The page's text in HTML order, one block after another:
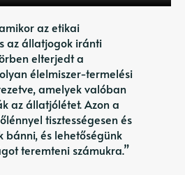
az etikai
az állatjogok iránti
elterjedt a
élelmiszer-termelési
amelyek valóban
az állatjólétet. Azon a
tisztességesen és
bánni, és lehetőségünk
teremteni számukra.”